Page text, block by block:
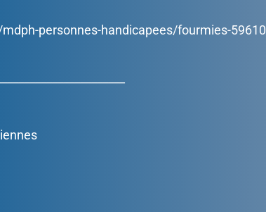
personnes-handicapees/fourmies-59610